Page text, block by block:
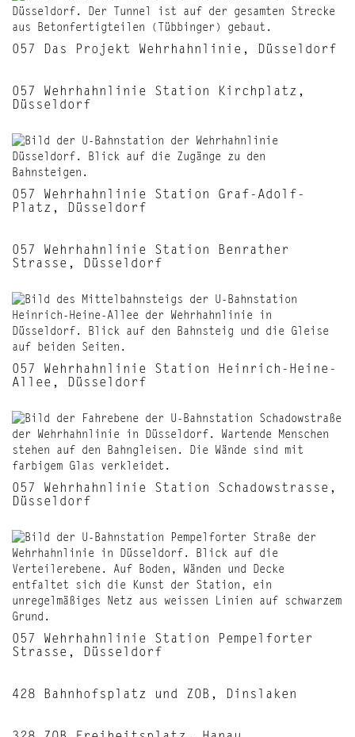
057 Das Projekt Wehrhahnlinie, Düsseldorf
057 Wehrhahnlinie Station Kirchplatz,
Düsseldorf
057 Wehrhahnlinie Station Graf-Adolf-
Platz, Düsseldorf
057 Wehrhahnlinie Station Benrather
Strasse, Düsseldorf
057 Wehrhahnlinie Station Heinrich-Heine-
Allee, Düsseldorf
057 Wehrhahnlinie Station Schadowstrasse,
Düsseldorf
057 Wehrhahnlinie Station Pempelforter
Strasse, Düsseldorf
428 Bahnhofsplatz und ZOB, Dinslaken